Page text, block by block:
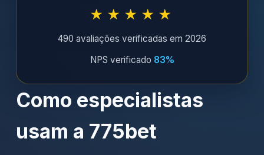
★★★★★
490 avaliações verificadas em 2026
NPS verificado 83%
Como especialistas
usam a 775bet